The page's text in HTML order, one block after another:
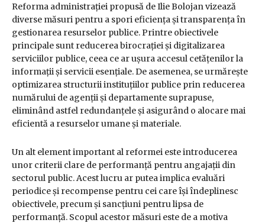
Reforma administrației propusă de Ilie Bolojan vizează
diverse măsuri pentru a spori eficiența și transparența în
gestionarea resurselor publice. Printre obiectivele
principale sunt reducerea birocrației și digitalizarea
serviciilor publice, ceea ce ar ușura accesul cetățenilor la
informații și servicii esențiale. De asemenea, se urmărește
optimizarea structurii instituțiilor publice prin reducerea
numărului de agenții și departamente suprapuse,
eliminând astfel redundanțele și asigurând o alocare mai
eficientă a resurselor umane și materiale.
Un alt element important al reformei este introducerea
unor criterii clare de performanță pentru angajații din
sectorul public. Acest lucru ar putea implica evaluări
periodice și recompense pentru cei care își îndeplinesc
obiectivele, precum și sancțiuni pentru lipsa de
performanță. Scopul acestor măsuri este de a motiva